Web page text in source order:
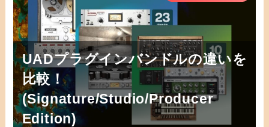
UADプラグインバンドルの違いを
比較！
(Signature/Studio/Producer
Edition)